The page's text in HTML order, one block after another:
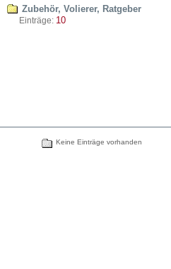
Zubehör, Volierer, Ratgeber
Einträge: 10
Keine Einträge vorhanden